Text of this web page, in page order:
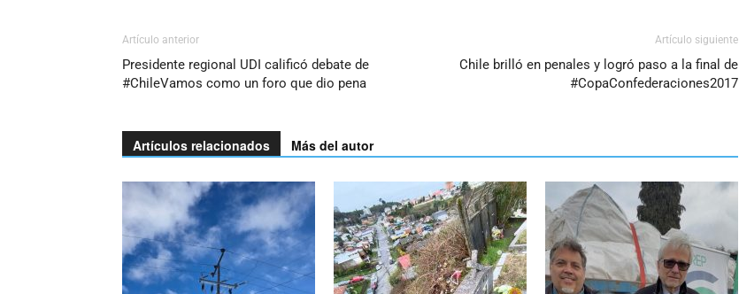
Artículo anterior
Presidente regional UDI calificó debate de
#ChileVamos como un foro que dio pena
Artículo siguiente
Chile brilló en penales y logró paso a la final de
#CopaConfederaciones2017
Artículos relacionados Más del autor